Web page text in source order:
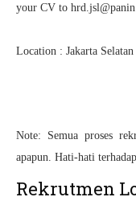
your CV to
Location : Jakarta Selatan
Note: Semua proses
apapun. Hati-hati
Rekrutmen